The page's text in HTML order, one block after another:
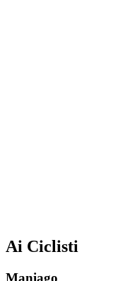
Ai Ciclisti
Maniago